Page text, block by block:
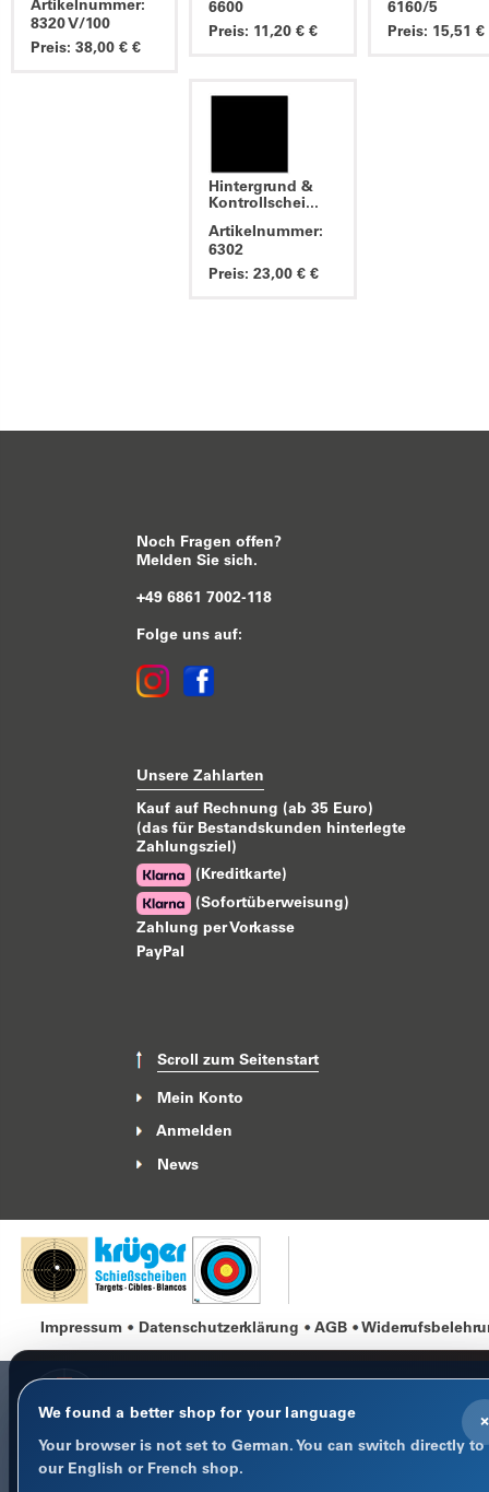
Artikelnummer:
8320 V/100
Preis: 38,00 € €
6600
Preis: 11,20 € €
6160/5
Preis: 15,51 €
Hintergrund &
Kontrollschei...
Artikelnummer:
6302
Preis: 23,00 € €
Noch Fragen offen?
Melden Sie sich.
+49 6861 7002-118
Folge uns auf:
Unsere Zahlarten
Kauf auf Rechnung (ab 35 Euro)
(das für Bestandskunden hinterlegte
Zahlungsziel)
(Kreditkarte)
(Sofortüberweisung)
Zahlung per Vorkasse
PayPal
Scroll zum Seitenstart
Mein Konto
Anmelden
News
Impressum Datenschutzerklärung AGB
×
We found a better shop for your language
Your browser is not set to German. You can switch directly to
our English or French shop.
COOKIE-HINWEIS
Datenschutz im Fokus